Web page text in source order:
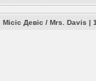
Місіс Девіс / Mrs. Davis |